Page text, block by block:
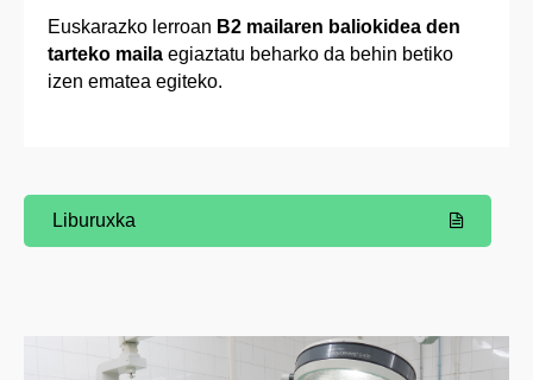
Euskarazko lerroan B2 mailaren baliokidea den
tarteko maila egiaztatu beharko da behin betiko
izen ematea egiteko.
(Beste leiho bat zabalduko du)
Liburuxka